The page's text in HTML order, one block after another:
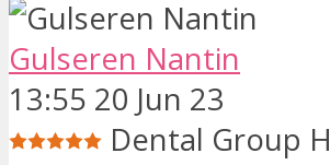
Gulseren Nantin
13:55 20 Jun 23
Dental Group